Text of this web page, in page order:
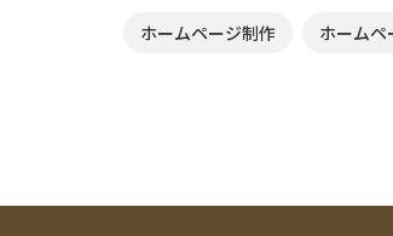
ホームページ制作 ホームペ